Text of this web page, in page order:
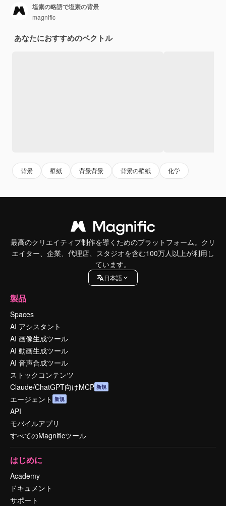
塩素の略語で塩素の背景
magnific
あなたにおすすめのベクトル
背景 壁紙 背景背景 背景の壁紙 化学
最高のクリエイティブ制作を導くためのプラットフォーム。クリ
エイター、企業、代理店、スタジオを含む100万人以上が利用し
ています。
日本語
製品
Spaces
AI アシスタント
AI 画像生成ツール
AI 動画生成ツール
AI 音声合成ツール
ストックコンテンツ
Claude/ChatGPT向けMCP 新規
エージェント 新規
API
モバイルアプリ
すべてのMagnificツール
はじめに
Academy
ドキュメント
サポート